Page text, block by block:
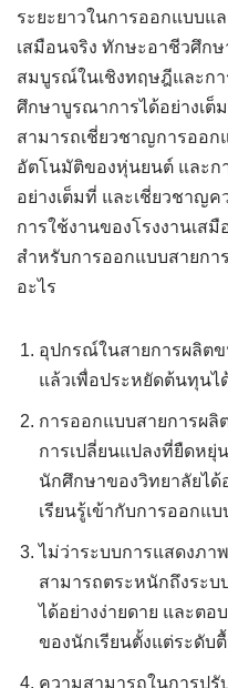
ระยะยาวในการออกแบบแ
เสมือนจริง ทักษะอาชีวศึก
สมบูรณ์ในเชิงทฤษฎีและกา
ศึกษาบูรณาการได้อย่างเ
สามารถเชี่ยวชาญการออก
อัตโนมัติของหุ่นยนต์ และก
อย่างเต็มที่ และเชี่ยวชาญ
การใช้งานของโรงงานเส
สำหรับการออกแบบสายกา
อะไร
อุปกรณ์ในสายการผลิต
แล้วเพื่อประหยัดต้นทุนไ
การออกแบบสายการผลิ
การเปลี่ยนแปลงที่ยืดหยุ่
นักศึกษาของวิทยาลัยได้
เรียนรู้เข้ากับการออกแ
ไม่ว่าระบบการแสดงภ
สามารถตระหนักถึงระบ
ได้อย่างง่ายดาย และตอ
ของนักเรียนตั้งแต่ระดับ
ความสามารถในการป